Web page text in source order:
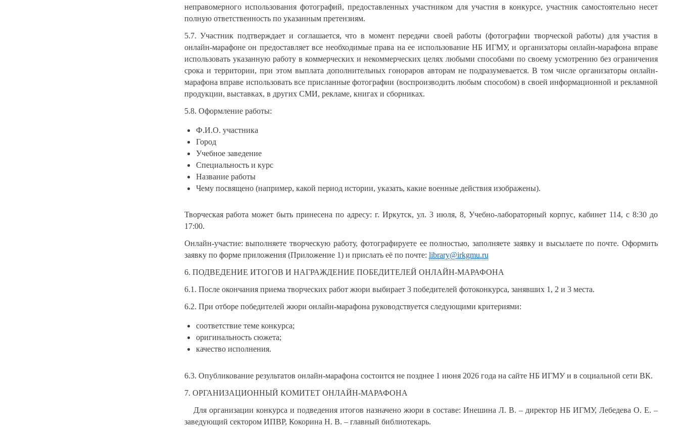
неправомерного использования фотографий, предоставленных участником для участия в конкурсе, участник самостоятельно несет
полную ответственность по указанным претензиям.
5.7. Участник подтверждает и соглашается, что в момент передачи своей работы (фотографии творческой работы) для участия в
онлайн-марафоне он предоставляет все необходимые права на ее использование НБ ИГМУ, и организаторы онлайн-марафона вправе
использовать указанную работу в коммерческих и некоммерческих целях любыми способами по своему усмотрению без ограничения
срока и территории, при этом выплата дополнительных гонораров авторам не подразумевается. В том числе организаторы онлайн-
марафона вправе использовать все присланные фотографии (воспроизводить любым способом) в своей информационной и рекламной
продукции, выставках, в других СМИ, рекламе, книгах и сборниках.
5.8. Оформление работы:
Ф.И.О. участника
Город
Учебное заведение
Специальность и курс
Название работы
Чему посвящено (например, какой период истории, указать, какие военные действия изображены).
Творческая работа может быть принесена по адресу: г. Иркутск, ул. 3 июля, 8, Учебно-лабораторный корпус, кабинет 114, с 8:30 до
17:00.
Онлайн-участие: выполняете творческую работу, фотографируете ее полностью, заполняете заявку и высылаете по почте. Оформить
заявку по форме приложения (Приложение 1) и прислать её по почте: library@irkgmu.ru
6. ПОДВЕДЕНИЕ ИТОГОВ И НАГРАЖДЕНИЕ ПОБЕДИТЕЛЕЙ ОНЛАЙН-МАРАФОНА
6.1. После окончания приема творческих работ жюри выбирает 3 победителей фотоконкурса, занявших 1, 2 и 3 места.
6.2. При отборе победителей жюри онлайн-марафона руководствуется следующими критериями:
соответствие теме конкурса;
оригинальность сюжета;
качество исполнения.
6.3. Опубликование результатов онлайн-марафона состоится не позднее 1 июня 2026 года на сайте НБ ИГМУ и в социальной сети ВК.
7. ОРГАНИЗАЦИОННЫЙ КОМИТЕТ ОНЛАЙН-МАРАФОНА
Для организации конкурса и подведения итогов назначено жюри в составе: Инешина Л. В. – директор НБ ИГМУ, Лебедева О. Е. –
заведующий сектором ИПВР, Кокорина Н. В. – главный библиотекарь.